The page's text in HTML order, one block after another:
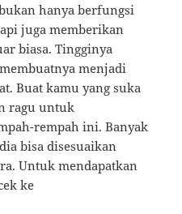
hanya berfungsi
juga memberikan
biasa. Tingginya
menjadi
Buat kamu yang suka
ragu untuk
rempah ini. Banyak
bisa disesuaikan
Untuk mendapatkan
ke